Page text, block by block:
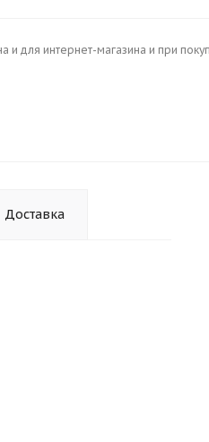
и для интернет-магазина и при
Доставка